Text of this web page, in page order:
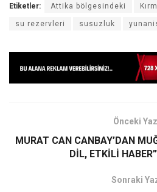
Etiketler: Attika bölgesindeki
su rezervleri susuzluk
Önceki
MURAT CAN CANBAY’DAN
DİL, ETKİLİ
Sonraki